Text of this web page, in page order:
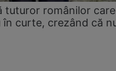
tuturor românilor
în curte, crezând că